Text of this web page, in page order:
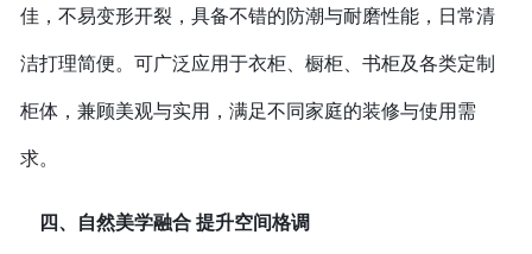
佳，不易变形开裂，具备不错的防潮与耐磨性能，日常清
洁打理简便。可广泛应用于衣柜、橱柜、书柜及各类定制
柜体，兼顾美观与实用，满足不同家庭的装修与使用需
求。
四、自然美学融合 提升空间格调